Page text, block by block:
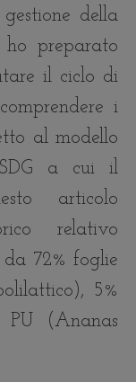
della
ho preparato
il ciclo di
i
al modello
a cui il
articolo
relativo
da 72% foglie
5%
(Ananas